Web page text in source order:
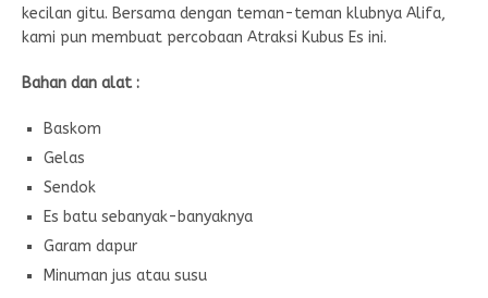
kecilan gitu. Bersama dengan teman-teman klubnya Alifa,
kami pun membuat percobaan Atraksi Kubus Es ini.
Bahan dan alat :
Baskom
Gelas
Sendok
Es batu sebanyak-banyaknya
Garam dapur
Minuman jus atau susu